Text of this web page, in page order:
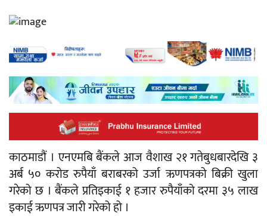
काठमाडौं । एनएमबि बैंकले आज वैशाख २१ गतेबुधबारदेखि ३
अर्ब ५० करोड रुपैयाँ बराबरको उर्जा ऋणपत्रको बिक्री खुला
गरेको छ । बैंकले प्रतिइकाई १ हजार रुपैयाँको दरमा ३५ लाख
इकाई ऋणपत्र जारी गरेको हो ।